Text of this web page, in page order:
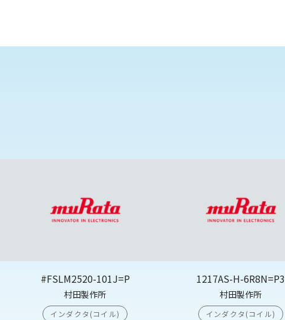
#FSLM2520-101J=P
村田製作所
インダクタ(コイル)
1217AS-H-6R8N=P3
村田製作所
インダクタ(コイル)